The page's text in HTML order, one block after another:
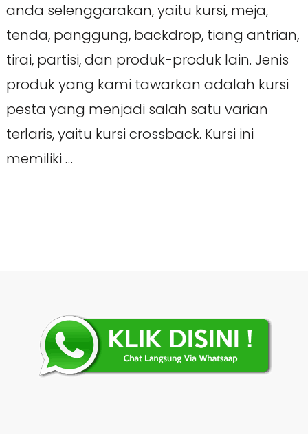
anda selenggarakan, yaitu kursi, meja,
tenda, panggung, backdrop, tiang antrian,
tirai, partisi, dan produk-produk lain. Jenis
produk yang kami tawarkan adalah kursi
pesta yang menjadi salah satu varian
terlaris, yaitu kursi crossback. Kursi ini
memiliki …